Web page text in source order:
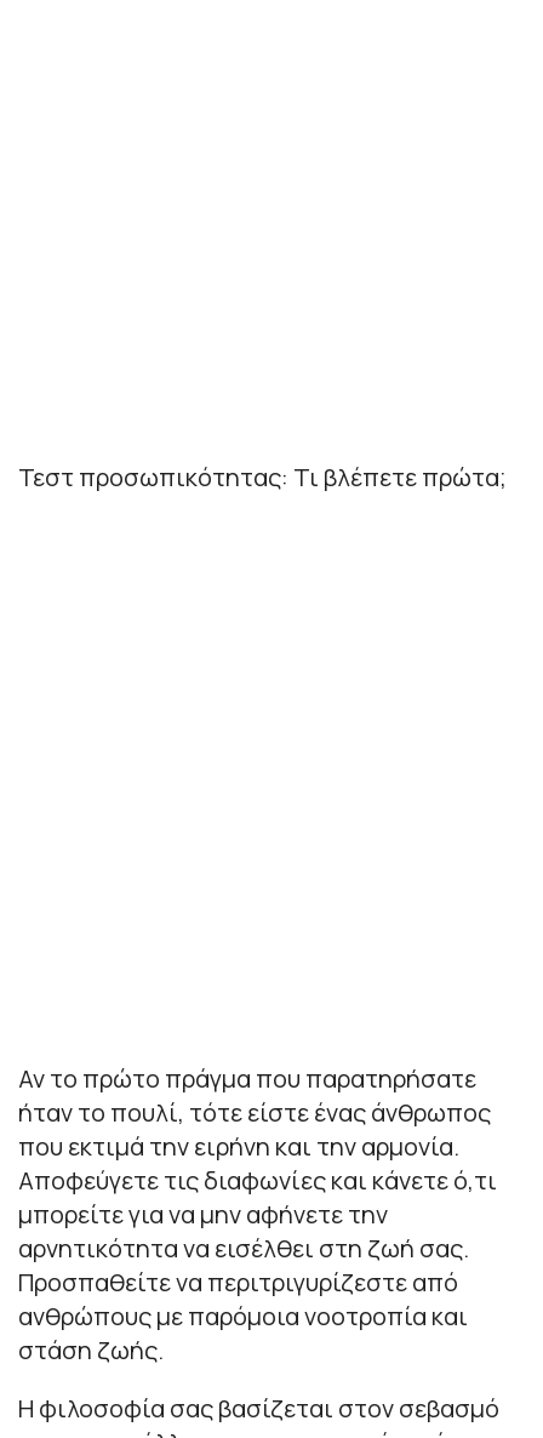
Τεστ προσωπικότητας: Τι βλέπετε πρώτα;
Αν το πρώτο πράγμα που παρατηρήσατε
ήταν το πουλί, τότε είστε ένας άνθρωπος
που εκτιμά την ειρήνη και την αρμονία.
Αποφεύγετε τις διαφωνίες και κάνετε ό,τι
μπορείτε για να μην αφήνετε την
αρνητικότητα να εισέλθει στη ζωή σας.
Προσπαθείτε να περιτριγυρίζεστε από
ανθρώπους με παρόμοια νοοτροπία και
στάση ζωής.
Η φιλοσοφία σας βασίζεται στον σεβασμό